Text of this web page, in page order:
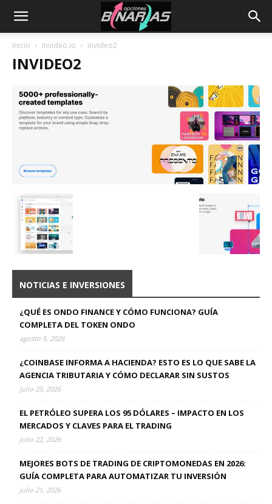
Inicio Invideo.io invideo2
INVIDEO2
NOTICIAS E INVERSIONES
¿QUÉ ES ONDO FINANCE Y CÓMO FUNCIONA? GUÍA
COMPLETA DEL TOKEN ONDO
agosto 5, 2026
¿COINBASE INFORMA A HACIENDA? ESTO ES LO QUE SABE LA
AGENCIA TRIBUTARIA Y CÓMO DECLARAR SIN SUSTOS
julio 25, 2026
EL PETRÓLEO SUPERA LOS 95 DÓLARES – IMPACTO EN LOS
MERCADOS Y CLAVES PARA EL TRADING
julio 22, 2026
MEJORES BOTS DE TRADING DE CRIPTOMONEDAS EN 2026:
GUÍA COMPLETA PARA AUTOMATIZAR TU INVERSIÓN
julio 21, 2026